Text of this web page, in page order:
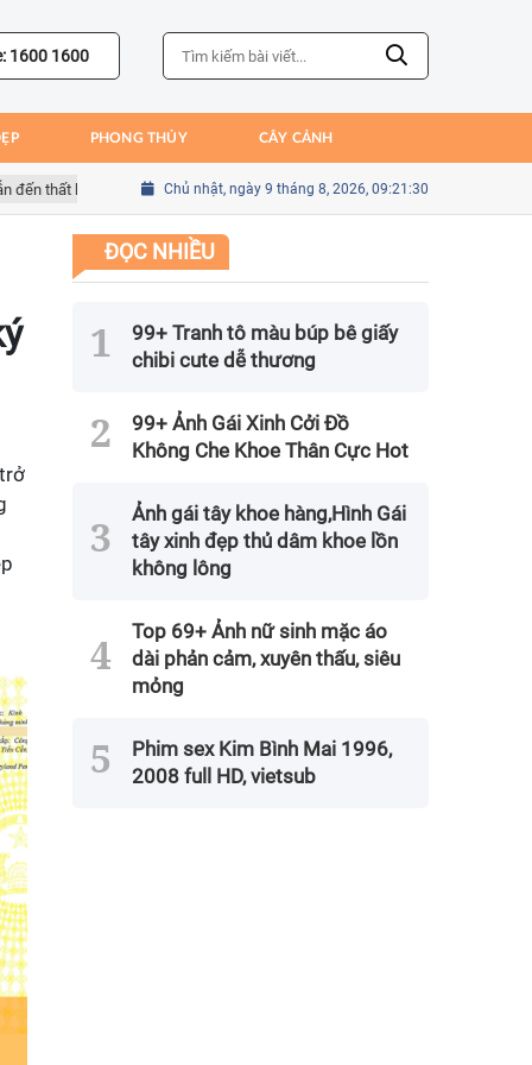
1600 1600
PHONG THỦY CÂY CẢNH
bại của Bồ Đào Nha Sai lầm của Kim Seung-gyu trong trận gặp
Chủ nhật, ngày 9 tháng 8, 2026, 09:21:31
ĐỌC NHIỀU
99+ Tranh tô màu búp bê giấy
chibi cute dễ thương
99+ Ảnh Gái Xinh Cởi Đồ
Không Che Khoe Thân Cực Hot
Ảnh gái tây khoe hàng,Hình Gái
tây xinh đẹp thủ dâm khoe lồn
không lông
Top 69+ Ảnh nữ sinh mặc áo
dài phản cảm, xuyên thấu, siêu
mỏng
Phim sex Kim Bình Mai 1996,
2008 full HD, vietsub